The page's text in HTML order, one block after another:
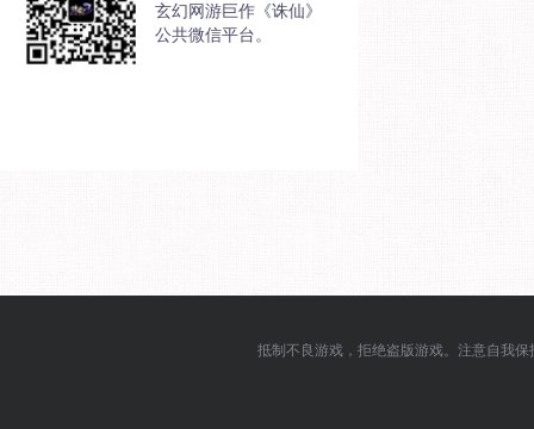
玄幻网游巨作《诛仙》
公共微信平台。
抵制不良游戏，拒绝盗版游戏。注意自我